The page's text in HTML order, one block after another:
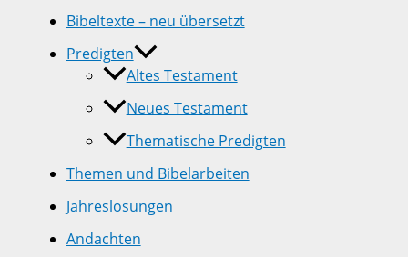
Bibeltexte – neu übersetzt
Predigten
Altes Testament
Neues Testament
Thematische Predigten
Themen und Bibelarbeiten
Jahreslosungen
Andachten